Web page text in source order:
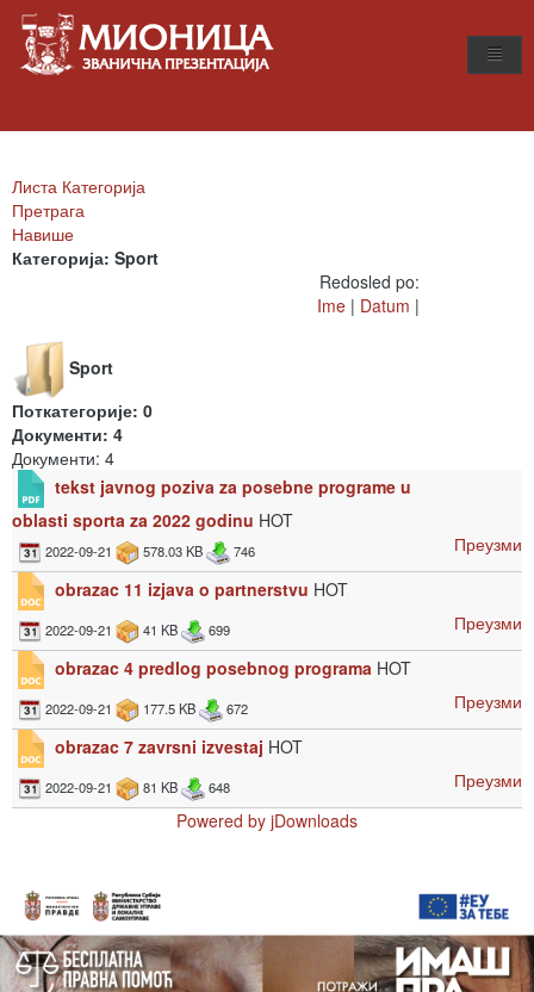
Листа Категорија
Претрага
Навише
Категорија: Sport
Redosled po:
Ime | Datum |
Sport
Поткатегорије: 0
Документи: 4
Документи: 4
tekst javnog poziva za posebne programe u
oblasti sporta za 2022 godinu HOT
2022-09-21 578.03 KB 746
Преузми
obrazac 11 izjava o partnerstvu HOT
2022-09-21 41 KB 699
Преузми
obrazac 4 predlog posebnog programa HOT
2022-09-21 177.5 KB 672
Преузми
obrazac 7 zavrsni izvestaj HOT
2022-09-21 81 KB 648
Преузми
Powered by jDownloads